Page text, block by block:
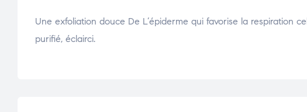
Une exfoliation douce De L’épiderme qui favorise la respiration
purifié, éclairci.